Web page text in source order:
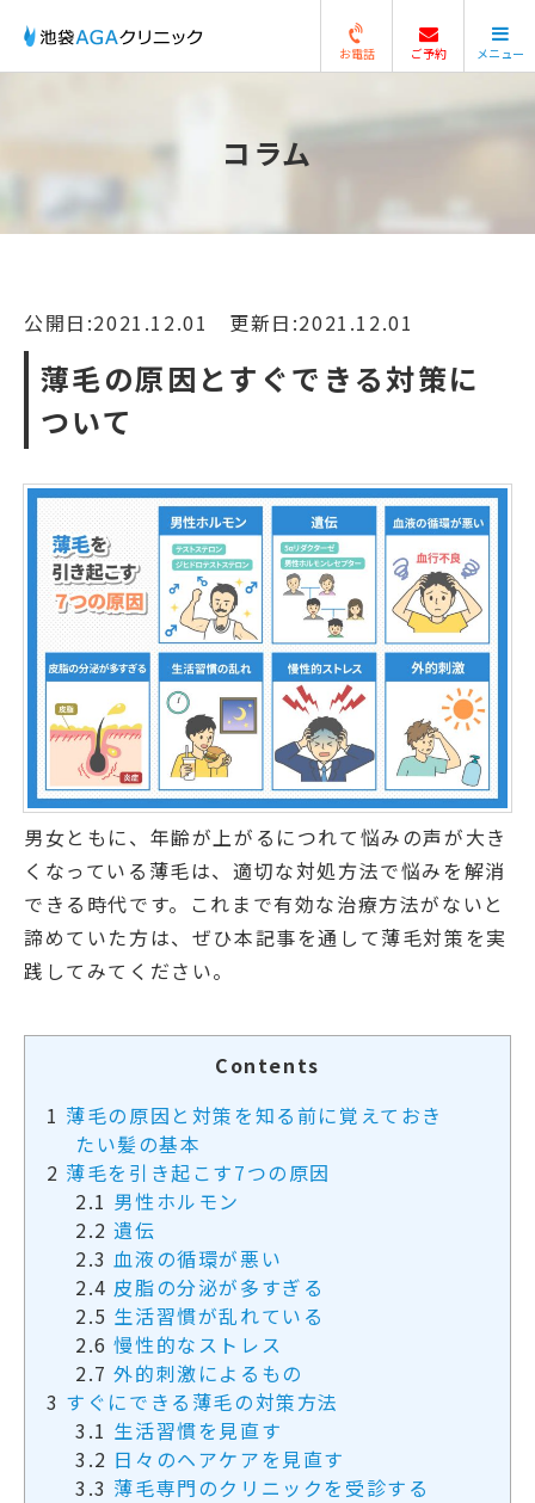
お電話 ご予約 メニュー
閉じる
コラム
公開日:2021.12.01 更新日:2021.12.01
薄毛の原因とすぐできる対策に
ついて
男女ともに、年齢が上がるにつれて悩みの声が大き
くなっている薄毛は、適切な対処方法で悩みを解消
できる時代です。これまで有効な治療方法がないと
諦めていた方は、ぜひ本記事を通して薄毛対策を実
践してみてください。
Contents
1 薄毛の原因と対策を知る前に覚えておき
たい髪の基本
2 薄毛を引き起こす7つの原因
2.1 男性ホルモン
2.2 遺伝
2.3 血液の循環が悪い
2.4 皮脂の分泌が多すぎる
2.5 生活習慣が乱れている
2.6 慢性的なストレス
2.7 外的刺激によるもの
3 すぐにできる薄毛の対策方法
3.1 生活習慣を見直す
3.2 日々のヘアケアを見直す
3.3 薄毛専門のクリニックを受診する